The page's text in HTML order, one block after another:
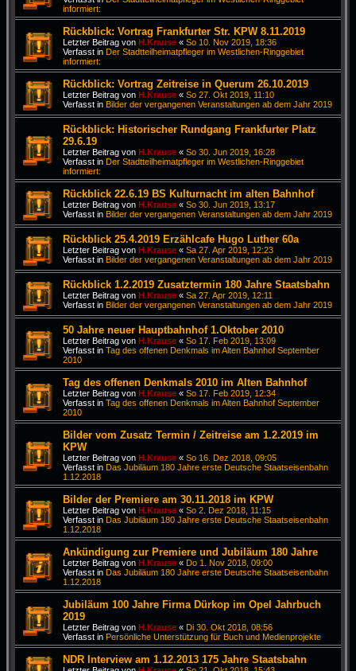
informiert:
Rückblick: Vortrag Frankfurter Str. KPW 8.11.2019
Letzter Beitrag von H.Krause « So 10. Nov 2019, 18:36
Verfasst in Der Stadtteilheimatpfleger im Westlichen-Ringgebiet
informiert:
Rückblick: Vortrag Zeitreise in Querum 26.10.2019
Letzter Beitrag von H.Krause « So 27. Okt 2019, 11:10
Verfasst in Bilder der vergangenen Veranstaltungen ab dem Jahr 2019
Rückblick: Historischer Rundgang Frankfurter Platz
29.6.19
Letzter Beitrag von H.Krause « So 30. Jun 2019, 16:28
Verfasst in Der Stadtteilheimatpfleger im Westlichen-Ringgebiet
informiert:
Rückblick 22.6.19 BS Kulturnacht im alten Bahnhof
Letzter Beitrag von H.Krause « So 30. Jun 2019, 13:17
Verfasst in Bilder der vergangenen Veranstaltungen ab dem Jahr 2019
Rückblick 25.4.2019 Erzählcafe Hugo Luther 60a
Letzter Beitrag von H.Krause « Sa 27. Apr 2019, 12:23
Verfasst in Bilder der vergangenen Veranstaltungen ab dem Jahr 2019
Rückblick 1.2.2019 Zusatztermin 180 Jahre Staatsbahn
Letzter Beitrag von H.Krause « Sa 27. Apr 2019, 12:11
Verfasst in Bilder der vergangenen Veranstaltungen ab dem Jahr 2019
50 Jahre neuer Hauptbahnhof 1.Oktober 2010
Letzter Beitrag von H.Krause « So 17. Feb 2019, 13:09
Verfasst in Tag des offenen Denkmals im Alten Bahnhof September
2010
Tag des offenen Denkmals 2010 im Alten Bahnhof
Letzter Beitrag von H.Krause « So 17. Feb 2019, 12:34
Verfasst in Tag des offenen Denkmals im Alten Bahnhof September
2010
Bilder vom Zusatz Termin / Zeitreise am 1.2.2019 im
KPW
Letzter Beitrag von H.Krause « So 16. Dez 2018, 09:05
Verfasst in Das Jubiläum 180 Jahre erste Deutsche Staatseisenbahn
1.12.2018
Bilder der Premiere am 30.11.2018 im KPW
Letzter Beitrag von H.Krause « So 2. Dez 2018, 11:15
Verfasst in Das Jubiläum 180 Jahre erste Deutsche Staatseisenbahn
1.12.2018
Ankündigung zur Premiere und Jubiläum 180 Jahre
Letzter Beitrag von H.Krause « Do 1. Nov 2018, 09:00
Verfasst in Das Jubiläum 180 Jahre erste Deutsche Staatseisenbahn
1.12.2018
Jubiläum 100 Jahre Firma Dürkop im Opel Jahrbuch
2019
Letzter Beitrag von H.Krause « Di 30. Okt 2018, 08:56
Verfasst in Persönliche Unterstützung für Buch und Medienprojekte
NDR Interview am 1.12.2013 175 Jahre Staatsbahn